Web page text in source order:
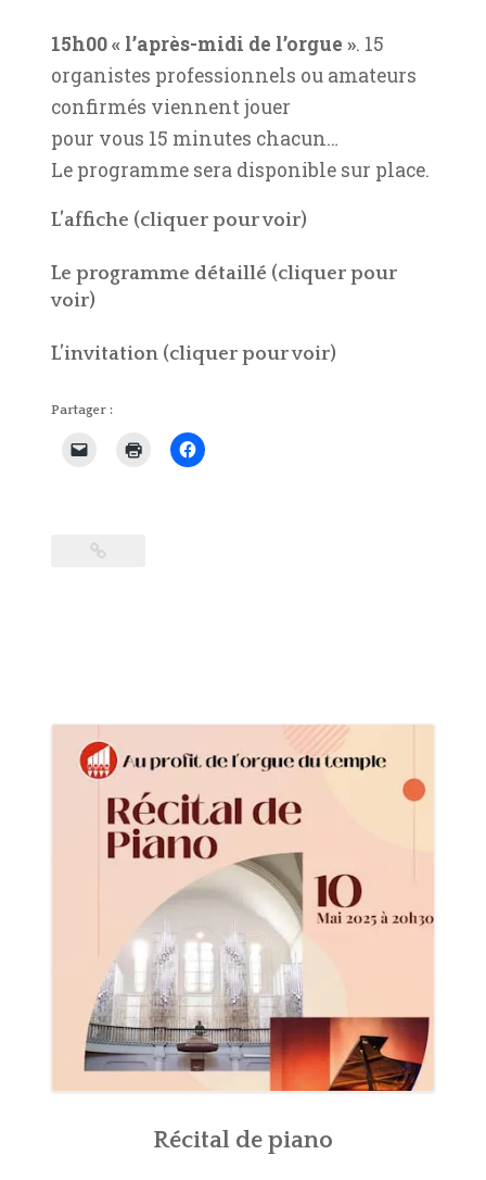
15h00 « l’après-midi de l’orgue ». 15
organistes professionnels ou amateurs
confirmés viennent jouer
pour vous 15 minutes chacun…
Le programme sera disponible sur place.
L’affiche (cliquer pour voir)
Le programme détaillé (cliquer pour
voir)
L’invitation (cliquer pour voir)
Partager :
Récital de piano